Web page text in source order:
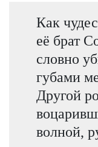
Как
её брат
словно
губами
Другой
волной,